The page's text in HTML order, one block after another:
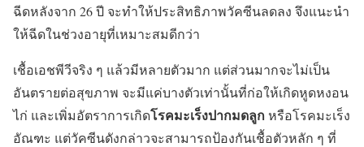
ฉีดหลังจาก 26 ปี จะทำให้ประสิทธิภาพวัคซีนลดลง จึงแนะนำ
ให้ฉีดในช่วงอายุที่เหมาะสมดีกว่า
เชื้อเอชพีวีจริง ๆ แล้วมีหลายตัวมาก แต่ส่วนมากจะไม่เป็น
อันตรายต่อสุขภาพ จะมีแค่บางตัวเท่านั้นที่ก่อให้เกิดหูดหงอน
ไก่ และเพิ่มอัตราการเกิดโรคมะเร็งปากมดลูก หรือโรคมะเร็ง
อัณฑะ แต่วัคซีนดังกล่าวจะสามารถป้องกันเชื้อตัวหลัก ๆ ที่